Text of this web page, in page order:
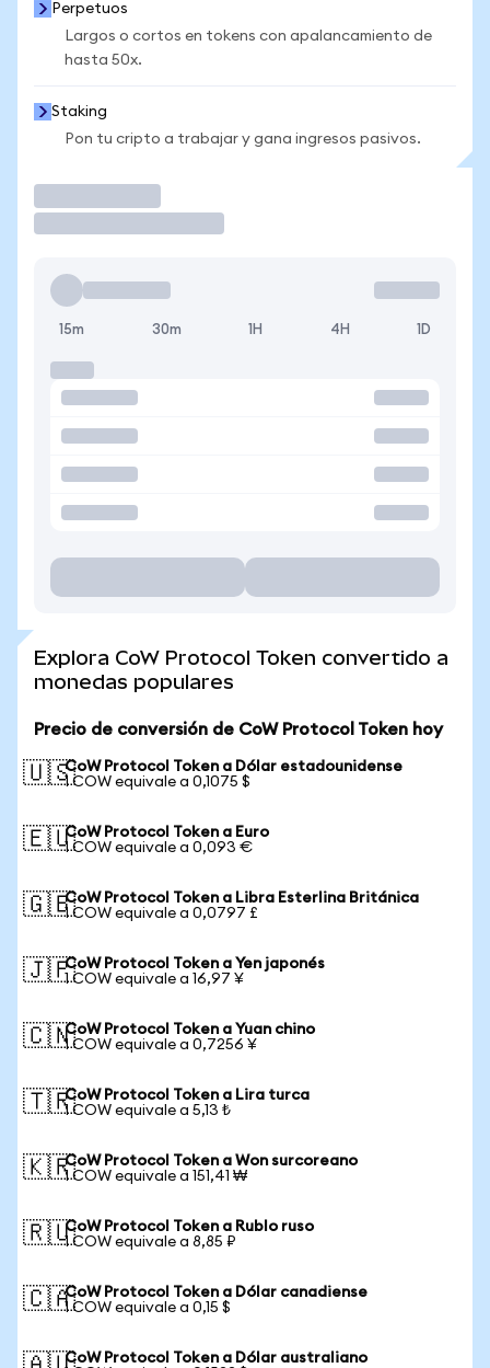
Perpetuos
Largos o cortos en tokens con apalancamiento de
hasta 50x.
Staking
Pon tu cripto a trabajar y gana ingresos pasivos.
15m 30m 1H 4H 1D
Explora CoW Protocol Token convertido a
monedas populares
Precio de conversión de CoW Protocol Token hoy
🇺🇸CoW Protocol Token a Dólar estadounidense
1 COW equivale a 0,1075 $
🇪🇺CoW Protocol Token a Euro
1 COW equivale a 0,093 €
🇬🇧CoW Protocol Token a Libra Esterlina Británica
1 COW equivale a 0,0797 £
🇯🇵CoW Protocol Token a Yen japonés
1 COW equivale a 16,97 ¥
🇨🇳CoW Protocol Token a Yuan chino
1 COW equivale a 0,7256 ¥
🇹🇷CoW Protocol Token a Lira turca
1 COW equivale a 5,13 ₺
🇰🇷CoW Protocol Token a Won surcoreano
1 COW equivale a 151,41 ₩
🇷🇺CoW Protocol Token a Rublo ruso
1 COW equivale a 8,85 ₽
🇨🇦CoW Protocol Token a Dólar canadiense
1 COW equivale a 0,15 $
CoW Protocol Token a Dólar australiano